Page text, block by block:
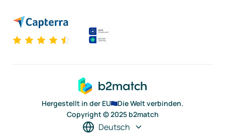
Hergestellt in der EU
Die Welt verbinden.
Copyright © 2025 b2match
Deutsch